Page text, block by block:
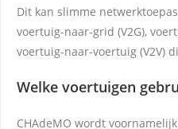
Dit kan slimme
voertuig-naar-grid (V2G),
voertuig-naar-voertuig (V2V)
Welke voertuigen
CHAdeMO wordt